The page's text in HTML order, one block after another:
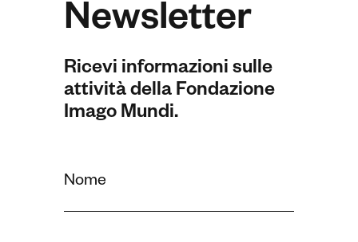
Newsletter
Ricevi informazioni sulle
attività della Fondazione
Imago Mundi.